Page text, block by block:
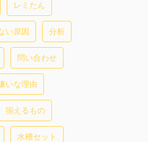
レミたん
い原因 分析
問い合わせ
いな理由
揃えるもの
水槽セット